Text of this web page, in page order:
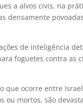
a alvos civis, na
densamente
de inteligência
foguetes contra as
que ocorre entre
ou mortos, são